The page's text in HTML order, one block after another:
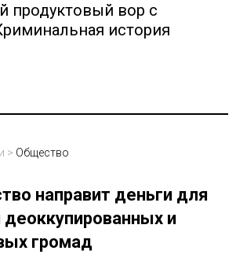
продуктовый вор с
история
> Общество
направит деньги для
и
громад